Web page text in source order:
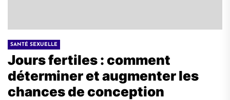
SANTÉ SEXUELLE
Jours fertiles : comment
déterminer et augmenter les
chances de conception